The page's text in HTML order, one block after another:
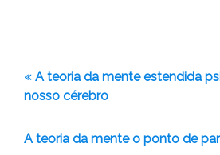
« A teoria da mente estendida
nosso cérebro
A teoria da mente o ponto de